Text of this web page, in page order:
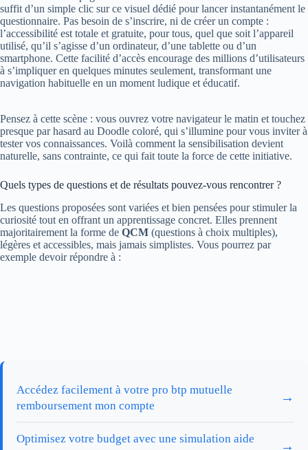
suffit d’un simple clic sur ce visuel dédié pour lancer instantanément le
questionnaire. Pas besoin de s’inscrire, ni de créer un compte :
l’accessibilité est totale et gratuite, pour tous, quel que soit l’appareil
utilisé, qu’il s’agisse d’un ordinateur, d’une tablette ou d’un
smartphone. Cette facilité d’accès encourage des millions d’utilisateurs
à s’impliquer en quelques minutes seulement, transformant une
navigation habituelle en un moment ludique et éducatif.
Pensez à cette scène : vous ouvrez votre navigateur le matin et touchez
presque par hasard au Doodle coloré, qui s’illumine pour vous inviter à
tester vos connaissances. Voilà comment la sensibilisation devient
naturelle, sans contrainte, ce qui fait toute la force de cette initiative.
Quels types de questions et de résultats pouvez-vous rencontrer ?
Les questions proposées sont variées et bien pensées pour stimuler la
curiosité tout en offrant un apprentissage concret. Elles prennent
majoritairement la forme de QCM (questions à choix multiples),
légères et accessibles, mais jamais simplistes. Vous pourrez par
exemple devoir répondre à :
Accédez facilement à votre pro btp mutuelle
remboursement mon compte
→
Optimisez votre budget avec une simulation aide
→